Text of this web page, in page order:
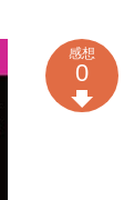
感想
0